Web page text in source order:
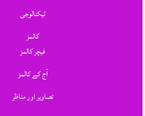
ٹیکنالوجی
کالمز
فیچر کالمز
آج کے کالمز
تصاویر اور مناظر